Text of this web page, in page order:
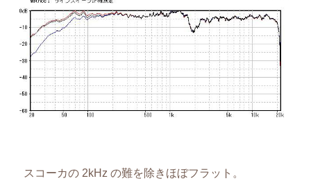
スコーカの 2kHz の難を除きほぼフラット。